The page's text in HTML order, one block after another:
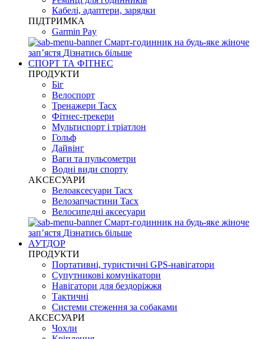
Кабелі, адаптери, зарядки
ПІДТРИМКА
Garmin Pay
Смарт-годинник на будь-яке жіноче
запʼястя Дізнатись більше
СПОРТ ТА ФІТНЕС
ПРОДУКТИ
Біг
Велоспорт
Тренажери Tacx
Фітнес-трекери
Мультиспорт і тріатлон
Гольф
Дайвінг
Ваги та пульсометри
Водні види спорту
AKCЕСУАРИ
Велоаксесуари Tacx
Велозапчастини Tacx
Велосипедні аксесуари
Смарт-годинник на будь-яке жіноче
запʼястя Дізнатись більше
АУТДОР
ПРОДУКТИ
Портативні, туристичні GPS-навігатори
Супутникові комунікатори
Навігатори для бездоріжжя
Тактичні
Системи стеження за собаками
АКСЕСУАРИ
Чохли